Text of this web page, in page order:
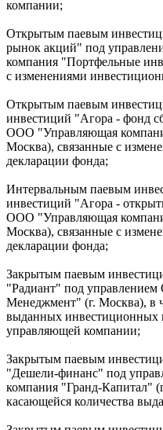
компании;
Открытым паевым
рынок акций" под
компания "Портфельные
с изменениями
Открытым паевым
инвестиций "Агора - фонд
ООО "Управляющая
Москва), связанные с
декларации фонда;
Интервальным паевым
инвестиций "Агора -
ООО "Управляющая
Москва), связанные с
декларации фонда;
Закрытым паевым
"Радиант" под
Менеджмент" (г. Москва), в
выданных инвестиционных
управляющей компании;
Закрытым паевым
"Дешели-финанс" под
компания "Гранд-Капитал"
касающейся количества